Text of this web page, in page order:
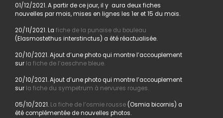
01/12/2021. A partir de ce jour, il y aura deux fiches
nouvelles par mois, mises en lignes les 1er et 15 du mois.
20/11/2021. La fiche de la punaise du bouleau
(Elasmostethus interstinctus) a été réactualisée.
20/10/2021. Ajout d’une photo qui montre l’accouplement
sur la fiche de l’aeschne bleue.
20/10/2021. Ajout d’une photo qui montre l’accouplement
sur la fiche du sympetrum à nervures rouges.
05/10/2021. La fiche de l’osmie rousse(Osmia bicornis) a
été complémentée de nouvelles photos.